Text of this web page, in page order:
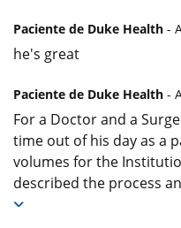
Paciente de Duke Health -
he's great
Paciente de Duke Health -
For a Doctor and a
time out of his day as a
volumes for the
described the process